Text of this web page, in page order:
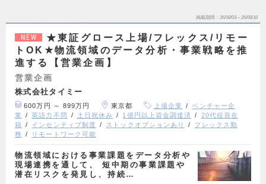
掲載期間 26/08/03～26/08/16
NEW
★東証グロース上場/フレックス/リモー
トOK★物流領域のデータ分析・事業戦略を推
進する【営業企画】
営業企画
株式会社タイミー
600万円 ～ 899万円 東京都 上場企業
ベンチャー企
業
英語力不問 土日祝休み 1億円以上資金調達済
20代役員在
籍
インセンティブ制度 ストックオプションあり
フレックス勤
務
リモートワーク可能
物流領域における事業課題をデータ分析や
現場連携を通して、 短中期の事業課題や
潜在リスクを発見し、持続…